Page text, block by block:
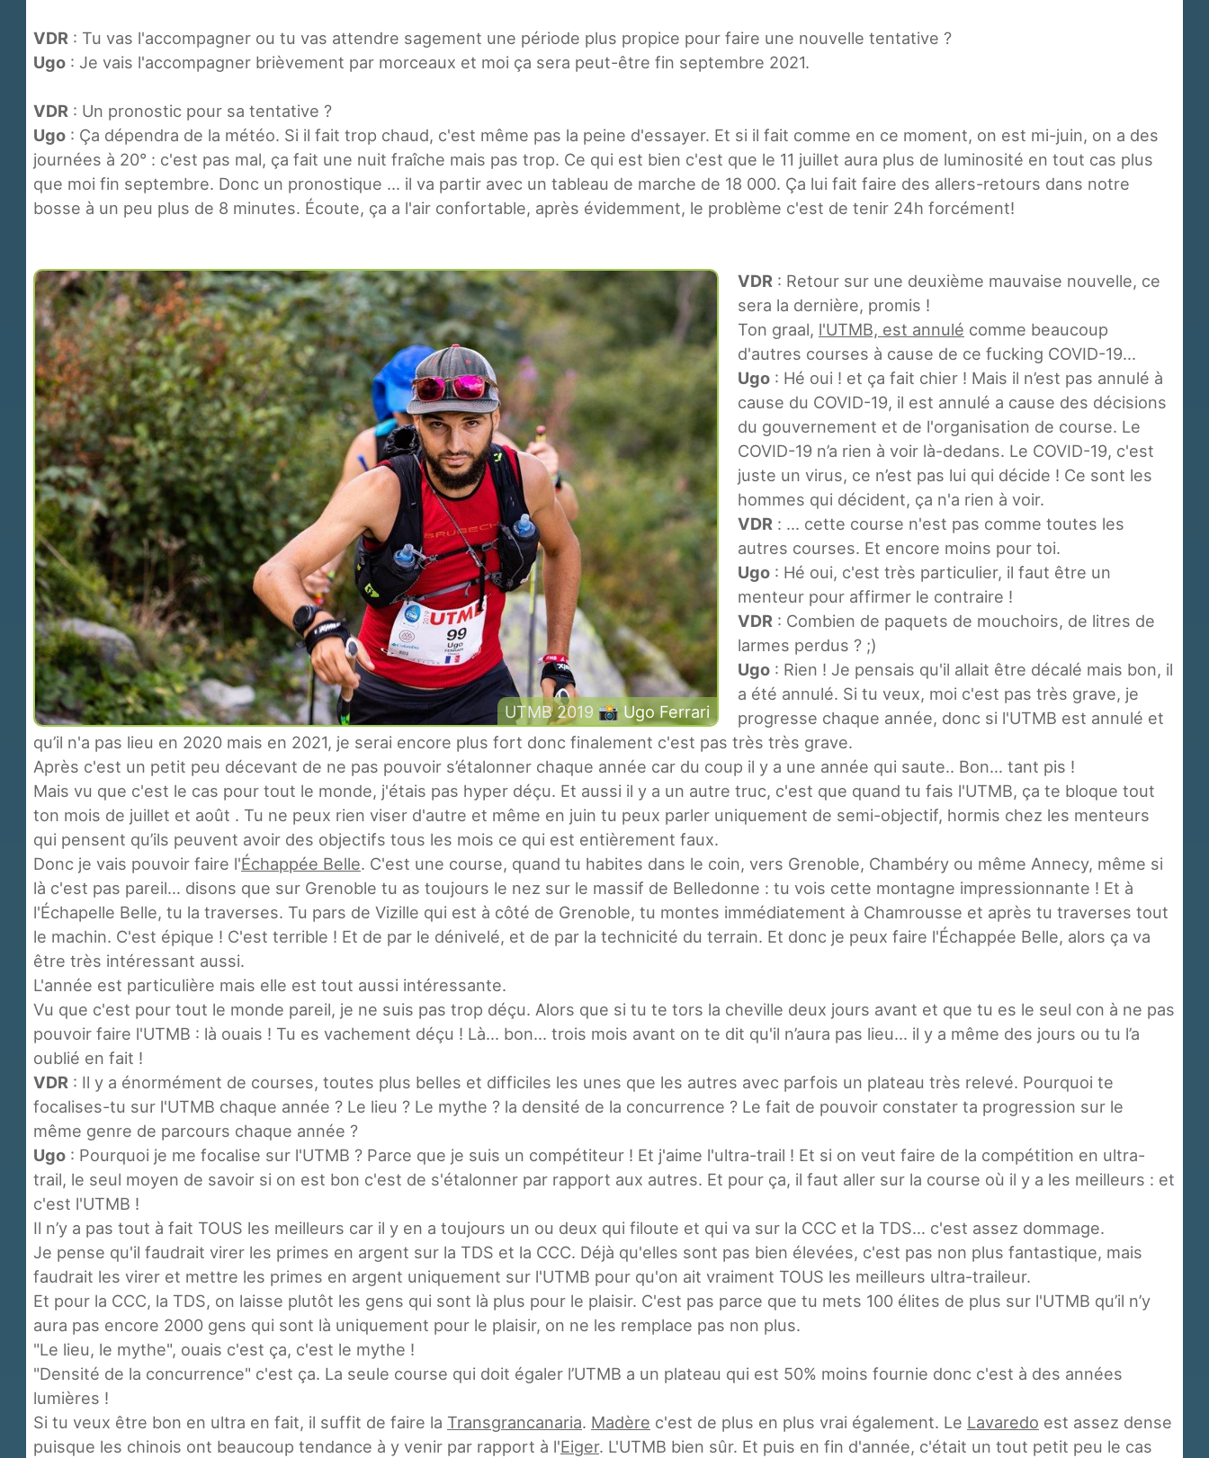
VDR : Tu vas l'accompagner ou tu vas attendre sagement une période plus propice pour faire une nouvelle tentative ?
Ugo : Je vais l'accompagner brièvement par morceaux et moi ça sera peut-être fin septembre 2021.
VDR : Un pronostic pour sa tentative ?
Ugo : Ça dépendra de la météo. Si il fait trop chaud, c'est même pas la peine d'essayer. Et si il fait comme en ce moment, on est mi-juin, on a des
journées à 20° : c'est pas mal, ça fait une nuit fraîche mais pas trop. Ce qui est bien c'est que le 11 juillet aura plus de luminosité en tout cas plus
que moi fin septembre. Donc un pronostique ... il va partir avec un tableau de marche de 18 000. Ça lui fait faire des allers-retours dans notre
bosse à un peu plus de 8 minutes. Écoute, ça a l'air confortable, après évidemment, le problème c'est de tenir 24h forcément!
UTMB 2019 📸 Ugo Ferrari
VDR : Retour sur une deuxième mauvaise nouvelle, ce
sera la dernière, promis !
Ton graal, l'UTMB, est annulé comme beaucoup
d'autres courses à cause de ce fucking COVID-19...
Ugo : Hé oui ! et ça fait chier ! Mais il n’est pas annulé à
cause du COVID-19, il est annulé a cause des décisions
du gouvernement et de l'organisation de course. Le
COVID-19 n’a rien à voir là-dedans. Le COVID-19, c'est
juste un virus, ce n’est pas lui qui décide ! Ce sont les
hommes qui décident, ça n'a rien à voir.
VDR : ... cette course n'est pas comme toutes les
autres courses. Et encore moins pour toi.
Ugo : Hé oui, c'est très particulier, il faut être un
menteur pour affirmer le contraire !
VDR : Combien de paquets de mouchoirs, de litres de
larmes perdus ? ;)
Ugo : Rien ! Je pensais qu'il allait être décalé mais bon, il
a été annulé. Si tu veux, moi c'est pas très grave, je
progresse chaque année, donc si l'UTMB est annulé et
qu’il n'a pas lieu en 2020 mais en 2021, je serai encore plus fort donc finalement c'est pas très très grave.
Après c'est un petit peu décevant de ne pas pouvoir s’étalonner chaque année car du coup il y a une année qui saute.. Bon… tant pis !
Mais vu que c'est le cas pour tout le monde, j'étais pas hyper déçu. Et aussi il y a un autre truc, c'est que quand tu fais l'UTMB, ça te bloque tout
ton mois de juillet et août . Tu ne peux rien viser d'autre et même en juin tu peux parler uniquement de semi-objectif, hormis chez les menteurs
qui pensent qu’ils peuvent avoir des objectifs tous les mois ce qui est entièrement faux.
Donc je vais pouvoir faire l'Échappée Belle. C'est une course, quand tu habites dans le coin, vers Grenoble, Chambéry ou même Annecy, même si
là c'est pas pareil… disons que sur Grenoble tu as toujours le nez sur le massif de Belledonne : tu vois cette montagne impressionnante ! Et à
l'Échapelle Belle, tu la traverses. Tu pars de Vizille qui est à côté de Grenoble, tu montes immédiatement à Chamrousse et après tu traverses tout
le machin. C'est épique ! C'est terrible ! Et de par le dénivelé, et de par la technicité du terrain. Et donc je peux faire l'Échappée Belle, alors ça va
être très intéressant aussi.
L'année est particulière mais elle est tout aussi intéressante.
Vu que c'est pour tout le monde pareil, je ne suis pas trop déçu. Alors que si tu te tors la cheville deux jours avant et que tu es le seul con à ne pas
pouvoir faire l'UTMB : là ouais ! Tu es vachement déçu ! Là... bon... trois mois avant on te dit qu'il n’aura pas lieu... il y a même des jours ou tu l’a
oublié en fait !
VDR : Il y a énormément de courses, toutes plus belles et difficiles les unes que les autres avec parfois un plateau très relevé. Pourquoi te
focalises-tu sur l'UTMB chaque année ? Le lieu ? Le mythe ? la densité de la concurrence ? Le fait de pouvoir constater ta progression sur le
même genre de parcours chaque année ?
Ugo : Pourquoi je me focalise sur l'UTMB ? Parce que je suis un compétiteur ! Et j'aime l'ultra-trail ! Et si on veut faire de la compétition en ultra-
trail, le seul moyen de savoir si on est bon c'est de s'étalonner par rapport aux autres. Et pour ça, il faut aller sur la course où il y a les meilleurs : et
c'est l'UTMB !
Il n’y a pas tout à fait TOUS les meilleurs car il y en a toujours un ou deux qui filoute et qui va sur la CCC et la TDS… c'est assez dommage.
Je pense qu'il faudrait virer les primes en argent sur la TDS et la CCC. Déjà qu'elles sont pas bien élevées, c'est pas non plus fantastique, mais
faudrait les virer et mettre les primes en argent uniquement sur l'UTMB pour qu'on ait vraiment TOUS les meilleurs ultra-traileur.
Et pour la CCC, la TDS, on laisse plutôt les gens qui sont là plus pour le plaisir. C'est pas parce que tu mets 100 élites de plus sur l'UTMB qu’il n’y
aura pas encore 2000 gens qui sont là uniquement pour le plaisir, on ne les remplace pas non plus.
"Le lieu, le mythe", ouais c'est ça, c'est le mythe !
"Densité de la concurrence" c'est ça. La seule course qui doit égaler l’UTMB a un plateau qui est 50% moins fournie donc c'est à des années
lumières !
Si tu veux être bon en ultra en fait, il suffit de faire la Transgrancanaria. Madère c'est de plus en plus vrai également. Le Lavaredo est assez dense
puisque les chinois ont beaucoup tendance à y venir par rapport à l'Eiger. L'UTMB bien sûr. Et puis en fin d'année, c'était un tout petit peu le cas